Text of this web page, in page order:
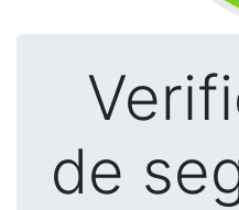
de